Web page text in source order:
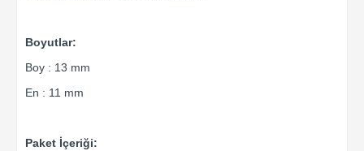
Boyutlar:
Boy : 13 mm
En : 11 mm
Paket İçeriği: